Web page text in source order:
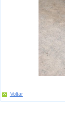
Voltar